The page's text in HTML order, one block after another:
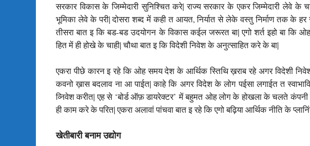
सरकार विकास के जिम्मेदारी सुनिश्चित करे| राज्य सरकार के एकर जिम्मेदारी लेवे के
भूमिका लेवे के परी| दोसरा शब्द में कही त आयत, निर्यात से लेके वस्तु निर्माण तक के हर
तीसरा बात इ कि बड-बड उदयोगन के विकास कईल जरूरत बा| एगो शर्त इहो बा कि
हित में ही होखे के चाही| चौथा बात इ कि विदेशी निवेश के अनुत्साहित करे के बा|
एकरा पीछे कारन इ रहे कि ओह समय देश के आर्थिक स्तिथि ख़राब रहे अगर विदेशी
कवनो ख़ास बदलाव ना आ पाईत| काहे कि अगर विदेश के लोग पईसा लगाईत त
व्निवेश करीत| एह से ‘बोर्ड ऑफ़ डायरेक्टर’ में बहुमत ओह लोग के होखला के चलते
ही काम करे के परित| एकरा अलावां पांचवा बात इ रहे कि एगो बढ़िया आर्थिक नीति के
खेतीबारी बनाम उद्योग